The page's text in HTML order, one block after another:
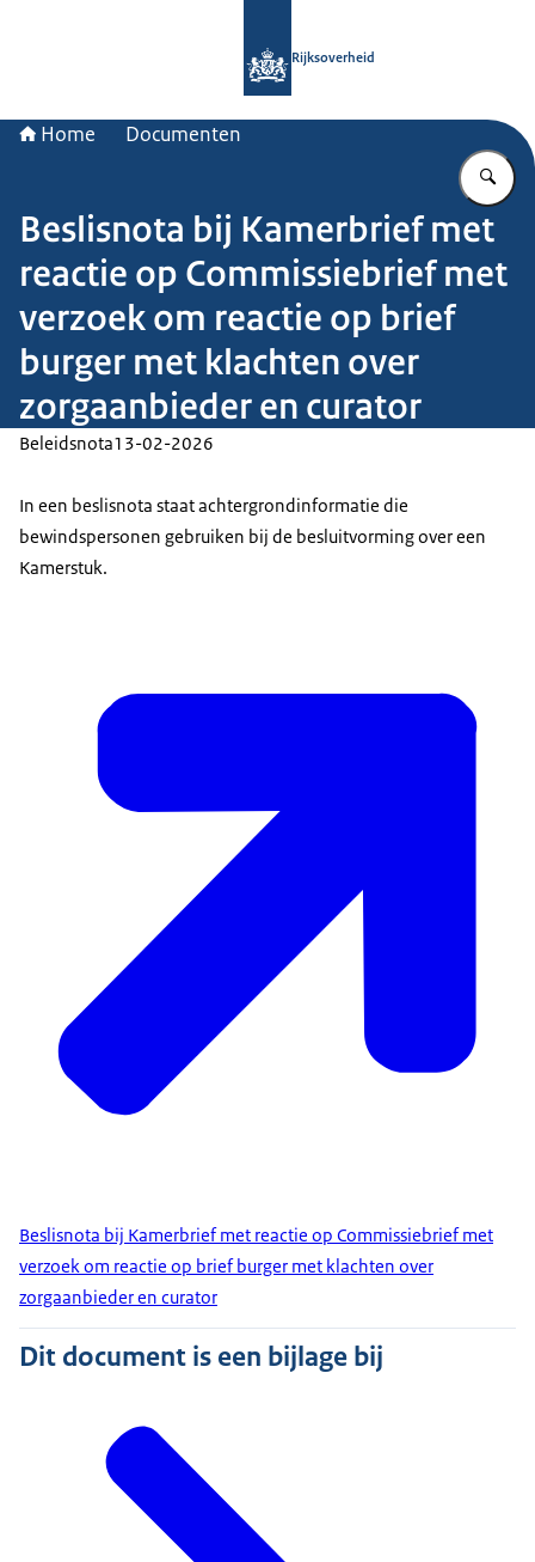
Rijksoverheid
Home Documenten
Beslisnota bij Kamerbrief met
reactie op Commissiebrief met
verzoek om reactie op brief
burger met klachten over
zorgaanbieder en curator
Beleidsnota13-02-2026
In een beslisnota staat achtergrondinformatie die
bewindspersonen gebruiken bij de besluitvorming over een
Kamerstuk.
Beslisnota bij Kamerbrief met reactie op Commissiebrief met
verzoek om reactie op brief burger met klachten over
zorgaanbieder en curator
Dit document is een bijlage bij